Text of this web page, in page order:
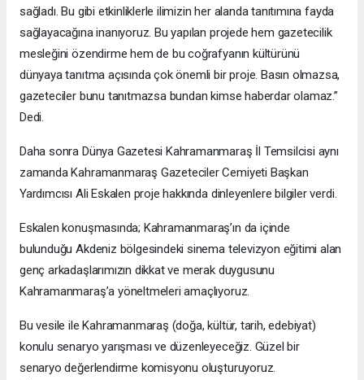
sağladı. Bu gibi etkinliklerle ilimizin her alanda tanıtımına fayda
sağlayacağına inanıyoruz. Bu yapılan projede hem gazetecilik
mesleğini özendirme hem de bu coğrafyanın kültürünü
dünyaya tanıtma açısında çok önemli bir proje. Basın olmazsa,
gazeteciler bunu tanıtmazsa bundan kimse haberdar olamaz.”
Dedi.
Daha sonra Dünya Gazetesi Kahramanmaraş İl Temsilcisi aynı
zamanda Kahramanmaraş Gazeteciler Cemiyeti Başkan
Yardımcısı Ali Eskalen proje hakkında dinleyenlere bilgiler verdi.
Eskalen konuşmasında; Kahramanmaraş’ın da içinde
bulunduğu Akdeniz bölgesindeki sinema televizyon eğitimi alan
genç arkadaşlarımızın dikkat ve merak duygusunu
Kahramanmaraş’a yöneltmeleri amaçlıyoruz.
Bu vesile ile Kahramanmaraş (doğa, kültür, tarih, edebiyat)
konulu senaryo yarışması ve düzenleyeceğiz. Güzel bir
senaryo değerlendirme komisyonu oluşturuyoruz.